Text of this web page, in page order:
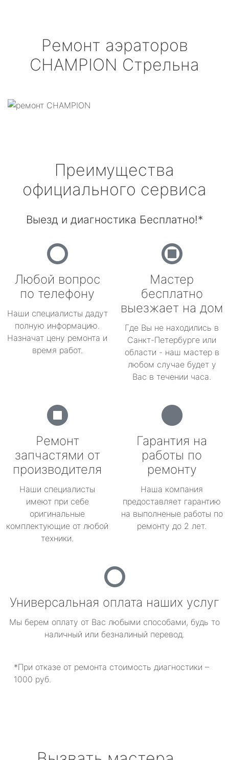
Ремонт аэраторов
CHAMPION Стрельна
Преимущества
официального сервиса
Выезд и диагностика Бесплатно!*
Любой вопрос
по телефону
Наши специалисты дадут
полную информацию.
Назначат цену ремонта и
время работ.
Мастер
бесплатно
выезжает на дом
Где Вы не находились в
Санкт-Петербурге или
области - наш мастер в
любом случае будет у
Вас в течении часа.
Ремонт
запчастями от
производителя
Наши специалисты
имеют при себе
оригинальные
комплектующие от любой
техники.
Гарантия на
работы по
ремонту
Наша компания
предоставляет гарантию
на выполненые работы по
ремонту до 2 лет.
Универсальная оплата наших услуг
Мы берем оплату от Вас любыми способами, будь то
наличный или безналиный перевод.
*При отказе от ремонта стоимость диагностики –
1000 руб.